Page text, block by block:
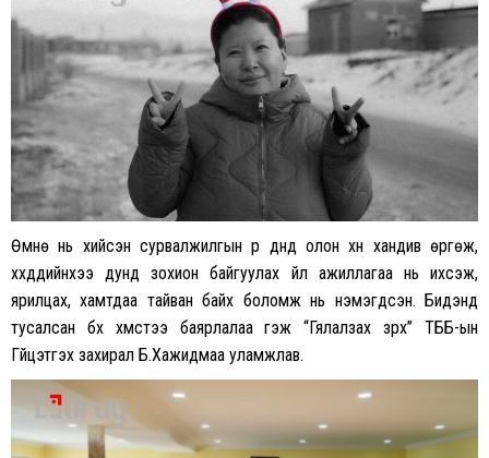
Өмнө нь хийсэн сурвалжилгын үр дүнд олон хүн хандив өргөж,
хүүхдүүдийнхээ дунд зохион байгуулах үйл ажиллагаа нь ихсэж,
ярилцах, хамтдаа тайван байх боломж нь нэмэгдсэн. Бидэнд
тусалсан бүх хүмүүстээ баярлалаа гэж “Гялалзах зүрх” ТББ-ын
Гүйцэтгэх захирал Б.Хажидмаа уламжлав.